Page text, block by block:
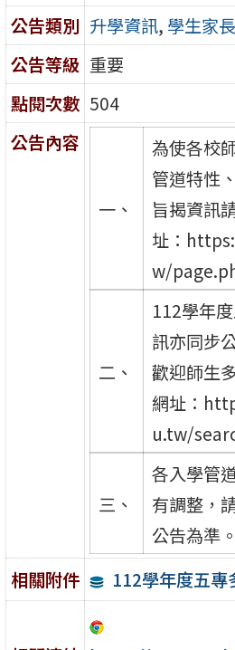
公告類別 升學資訊, 學生家
公告等級 重要
點閱次數 504
公告內容
一、
為使各校
管道特性
旨揭資訊
址：
w/
二、
112學年
訊亦同步
歡迎師生
網址：
u.tw/
三、
各入學管
有調整，
公告為準。
相關附件
112學年度五